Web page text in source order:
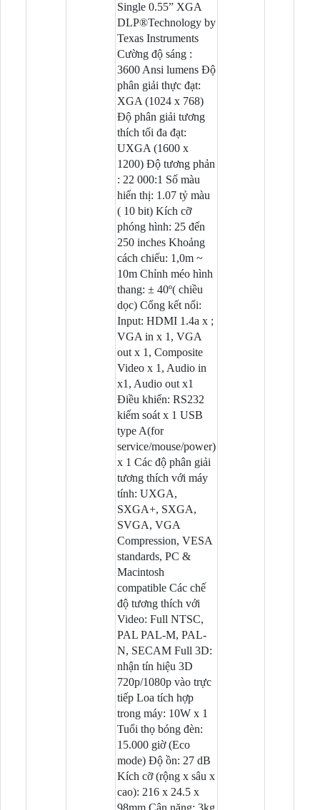
Single 0.55” XGA
DLP®Technology by
Texas Instruments
Cường độ sáng :
3600 Ansi lumens Độ
phân giải thực đạt:
XGA (1024 x 768)
Độ phân giải tương
thích tối đa đạt:
UXGA (1600 x
1200) Độ tương phản
: 22 000:1 Số màu
hiển thị: 1.07 tỷ màu
( 10 bit) Kích cỡ
phóng hình: 25 đến
250 inches Khoảng
cách chiếu: 1,0m ~
10m Chỉnh méo hình
thang: ± 40º( chiều
dọc) Cổng kết nối:
Input: HDMI 1.4a x ;
VGA in x 1, VGA
out x 1, Composite
Video x 1, Audio in
x1, Audio out x1
Điều khiển: RS232
kiểm soát x 1 USB
type A(for
service/mouse/power)
x 1 Các độ phân giải
tương thích với máy
tính: UXGA,
SXGA+, SXGA,
SVGA, VGA
Compression, VESA
standards, PC &
Macintosh
compatible Các chế
độ tương thích với
Video: Full NTSC,
PAL PAL-M, PAL-
N, SECAM Full 3D:
nhận tín hiệu 3D
720p/1080p vào trực
tiếp Loa tích hợp
trong máy: 10W x 1
Tuổi thọ bóng đèn:
15.000 giờ (Eco
mode) Độ ồn: 27 dB
Kích cỡ (rộng x sâu x
cao): 216 x 24.5 x